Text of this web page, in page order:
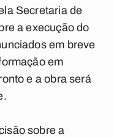
Secretaria de
a execução do
em breve
em
e a obra será
sobre a